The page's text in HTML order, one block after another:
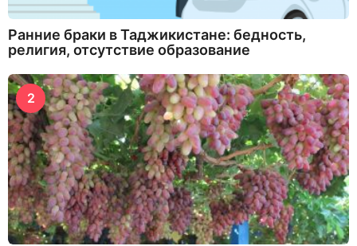
Ранние браки в Таджикистане: бедность,
религия, отсутствие образование
2